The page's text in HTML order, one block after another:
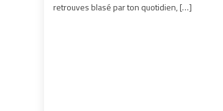
retrouves blasé par ton quotidien, […]